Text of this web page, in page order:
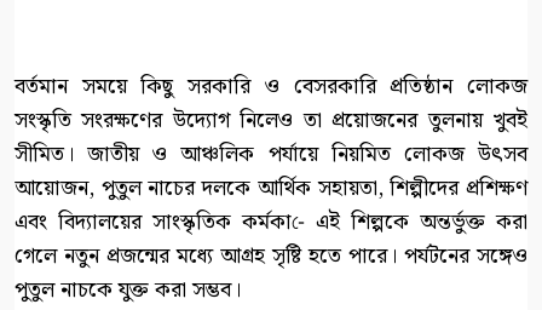
বর্তমান সময়ে কিছু সরকারি ও বেসরকারি প্রতিষ্ঠান লোকজ
সংস্কৃতি সংরক্ষণের উদ্যোগ নিলেও তা প্রয়োজনের তুলনায় খুবই
সীমিত। জাতীয় ও আঞ্চলিক পর্যায়ে নিয়মিত লোকজ উৎসব
আয়োজন, পুতুল নাচের দলকে আর্থিক সহায়তা, শিল্পীদের প্রশিক্ষণ
এবং বিদ্যালয়ের সাংস্কৃতিক কর্মকা-ে এই শিল্পকে অন্তর্ভুক্ত করা
গেলে নতুন প্রজন্মের মধ্যে আগ্রহ সৃষ্টি হতে পারে। পর্যটনের সঙ্গেও
পুতুল নাচকে যুক্ত করা সম্ভব।